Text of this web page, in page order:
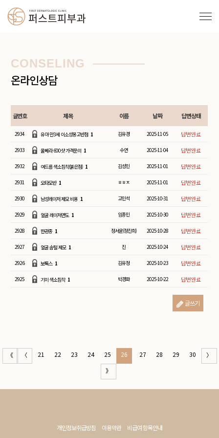
CONSELING
온라인상담
글번호 제목 이름 날짜 답변상태
2934 유아 만3세 이소성몽고반점 1 김유경 2025-11-05
2933 울쎄라 600샷 가격문의 1 수연 2025-11-04
2932 여드름 색소침착(붉은점) 1 김성민 2025-11-01
2931 오타모반 1 ㅎㅎㅈ 2025-11-01
2930 남성레이저 제모 비용 1 고민석 2025-10-31
2929 얼굴 레이저면도 1 임종민 2025-10-30
2928 한관종 1 정서윤(정진희) 2025-10-28
2927 얼굴 솜털 제모 1 진 2025-10-24
2926 보톡스 1 김유정 2025-10-23
2925 기미 색소침착 1 박경화 2025-10-22
글쓰기
《 〈 21 22 23 24 25 26 27 28 29 30
〉
》
개인정보취급방침 이용약관 비급여 항목안내